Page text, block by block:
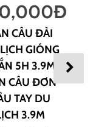
Đ
CÂU ĐÀI
GIÓNG
5H 3.9M,
CÂU ĐƠN
TAY DU
3.9M